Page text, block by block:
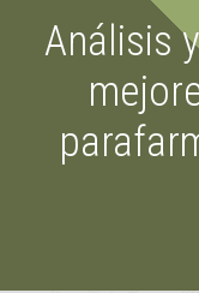
Análisis